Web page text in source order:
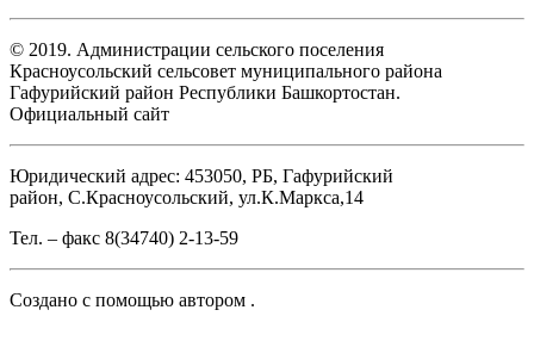
© 2019. Администрации сельского поселения
Красноусольский сельсовет муниципального района
Гафурийский район Республики Башкортостан.
Официальный сайт
Юридический адрес: 453050, РБ, Гафурийский
район, С.Красноусольский, ул.К.Маркса,14
Тел. – факс 8(34740) 2-13-59
Создано с помощью автором .